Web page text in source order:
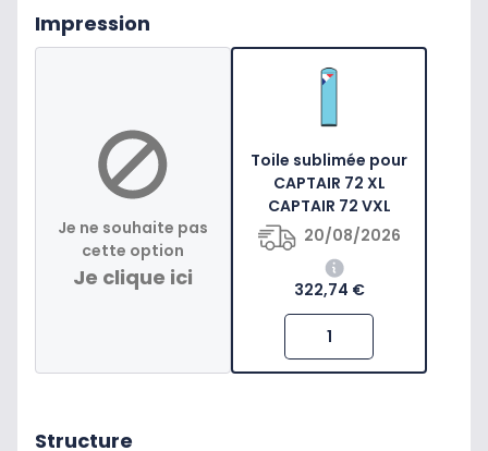
Impression
Je ne souhaite pas
cette option
Je clique ici
Toile sublimée pour
CAPTAIR 72 XL
CAPTAIR 72 VXL
20/08/2026
322,74 €
Structure